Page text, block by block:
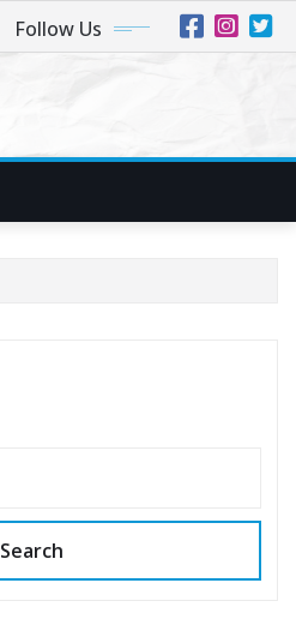
Follow Us
Search